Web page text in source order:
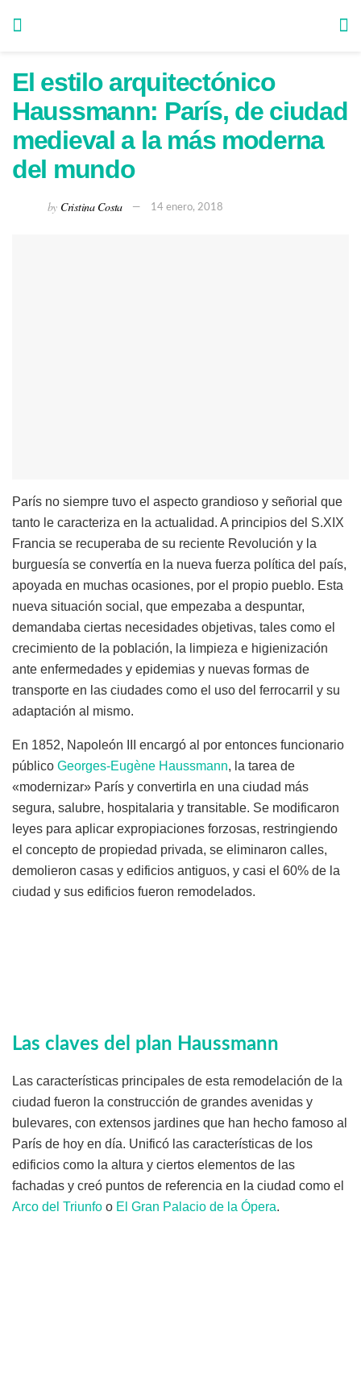
El estilo arquitectónico
Haussmann: París, de ciudad
medieval a la más moderna
del mundo
by Cristina Costa 14 enero, 2018
París no siempre tuvo el aspecto grandioso y señorial que
tanto le caracteriza en la actualidad. A principios del S.XIX
Francia se recuperaba de su reciente Revolución y la
burguesía se convertía en la nueva fuerza política del país,
apoyada en muchas ocasiones, por el propio pueblo. Esta
nueva situación social, que empezaba a despuntar,
demandaba ciertas necesidades objetivas, tales como el
crecimiento de la población, la limpieza e higienización
ante enfermedades y epidemias y nuevas formas de
transporte en las ciudades como el uso del ferrocarril y su
adaptación al mismo.
En 1852, Napoleón III encargó al por entonces funcionario
público Georges-Eugène Haussmann, la tarea de
«modernizar» París y convertirla en una ciudad más
segura, salubre, hospitalaria y transitable. Se modificaron
leyes para aplicar expropiaciones forzosas, restringiendo
el concepto de propiedad privada, se eliminaron calles,
demolieron casas y edificios antiguos, y casi el 60% de la
ciudad y sus edificios fueron remodelados.
Las claves del plan Haussmann
Las características principales de esta remodelación de la
ciudad fueron la construcción de grandes avenidas y
bulevares, con extensos jardines que han hecho famoso al
París de hoy en día. Unificó las características de los
edificios como la altura y ciertos elementos de las
fachadas y creó puntos de referencia en la ciudad como el
Arco del Triunfo o El Gran Palacio de la Ópera.